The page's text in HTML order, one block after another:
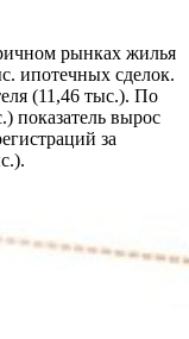
рынках жилья
ипотечных сделок.
(11,46 тыс.). По
показатель вырос
за